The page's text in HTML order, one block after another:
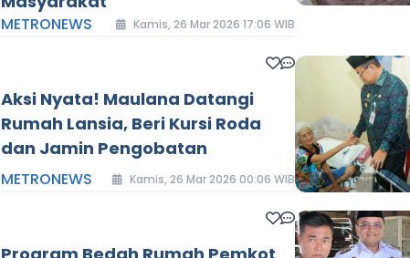
METRONEWS Kamis, 26 Mar 2026 17:06 WIB
Aksi Nyata! Maulana Datangi
Rumah Lansia, Beri Kursi Roda
dan Jamin Pengobatan
METRONEWS Kamis, 26 Mar 2026 00:06 WIB
Program Bedah Rumah Pemkot